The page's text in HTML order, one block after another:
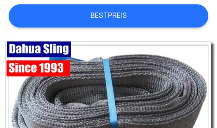
FORDERN
SIE
EIN
ZITAT
SITEMAP
BESTPREIS